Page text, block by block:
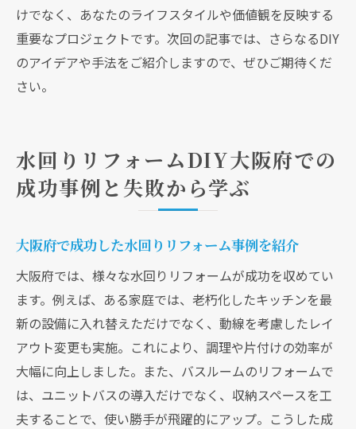
DIY水回りリフォームで大阪府の住まいを理想の
DIYで叶える自分だけのスタイルと個性
リフォームを通じて住まいに新たな価値を
大阪府ならではの豊かな生活空間の提案
感
けでなく、あなたのライフスタイルや価値観を反映する
重要なプロジェクトです。次回の記事では、さらなるDIY
のアイデアや手法をご紹介しますので、ぜひご期待くだ
さい。
水回りリフォームDIY大阪府での
成功事例と失敗から学ぶ
大阪府で成功した水回りリフォーム事例を紹介
大阪府では、様々な水回りリフォームが成功を収めてい
ます。例えば、ある家庭では、老朽化したキッチンを最
新の設備に入れ替えただけでなく、動線を考慮したレイ
アウト変更も実施。これにより、調理や片付けの効率が
大幅に向上しました。また、バスルームのリフォームで
は、ユニットバスの導入だけでなく、収納スペースを工
夫することで、使い勝手が飛躍的にアップ。こうした成